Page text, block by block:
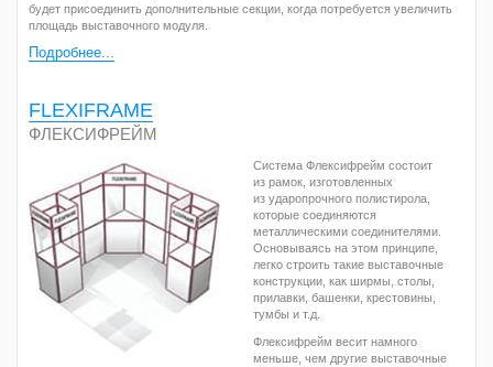
будет присоединить дополнительные секции, когда потребуется увеличить
площадь выставочного модуля.
Подробнее...
FLEXIFRAME
ФЛЕКСИФРЕЙМ
Система Флексифрейм состоит
из рамок, изготовленных
из ударопрочного полистирола,
которые соединяются
металлическими соединителями.
Основываясь на этом принципе,
легко строить такие выставочные
конструкции, как ширмы, столы,
прилавки, башенки, крестовины,
тумбы и т.д.
Флексифрейм весит намного
меньше, чем другие выставочные